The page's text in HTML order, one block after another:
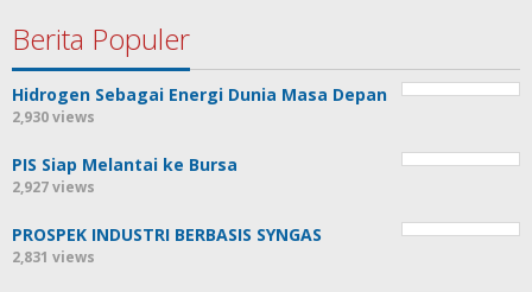
Berita Populer
Hidrogen Sebagai Energi Dunia Masa Depan
2,930 views
PIS Siap Melantai ke Bursa
2,927 views
PROSPEK INDUSTRI BERBASIS SYNGAS
2,831 views